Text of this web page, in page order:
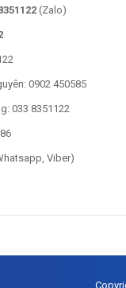
(Zalo)
0902 450585
033 8351122
Viber)